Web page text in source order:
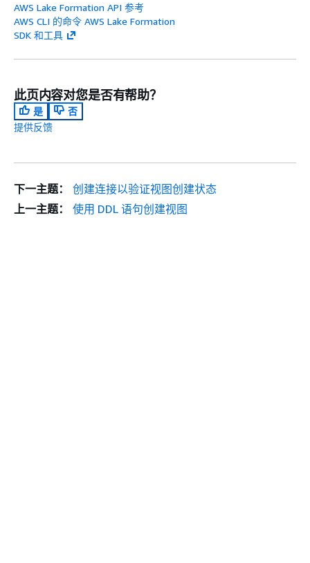
AWS Lake Formation API 参考
AWS CLI 的命令 AWS Lake Formation
SDK 和工具
此页内容对您是否有帮助？
是
否
提供反馈
下一主题：
创建连接以验证视图创建状态
上一主题：
使用 DDL 语句创建视图